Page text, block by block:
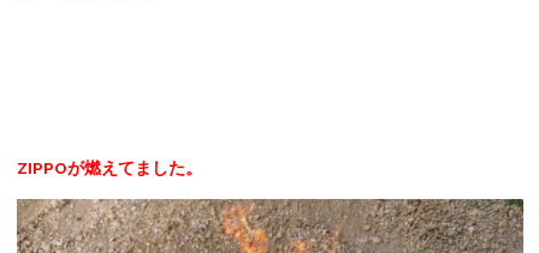
ZIPPOが燃えてました。